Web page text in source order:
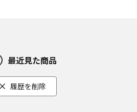
最近見た商品
履歴を削除